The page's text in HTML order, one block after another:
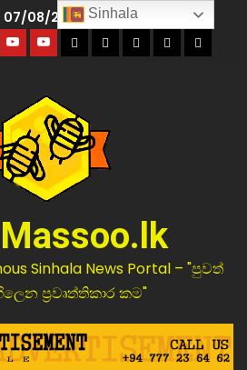
07/08/2026
Sinhala News Portal – "පුවත්
ප්‍රවෘත්තිකාර කම"
Sinhala